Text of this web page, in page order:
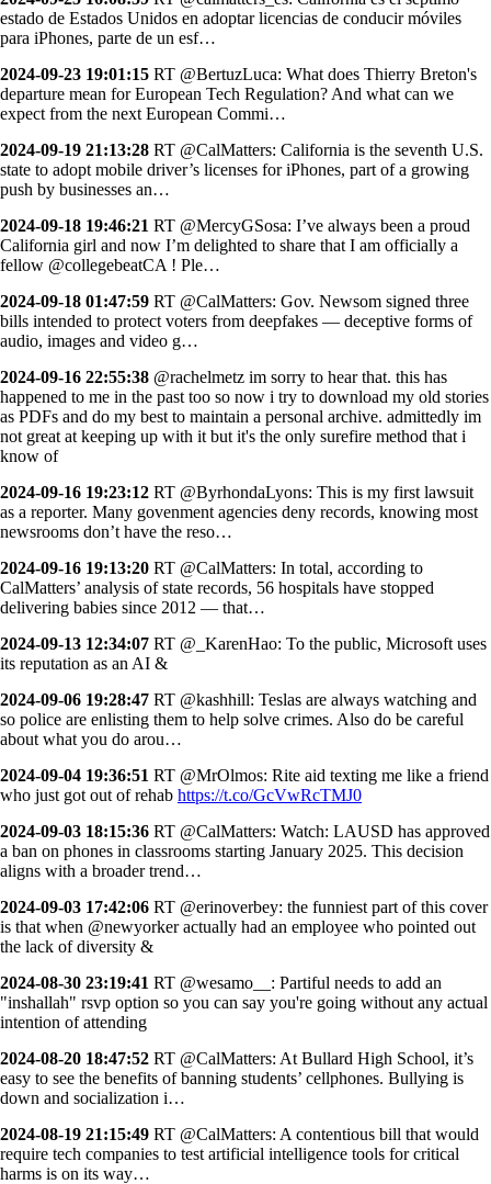
estado de Estados Unidos en adoptar licencias de conducir móviles
para iPhones, parte de un esf…
2024-09-23 19:01:15 RT @BertuzLuca: What does Thierry Breton's
departure mean for European Tech Regulation? And what can we
expect from the next European Commi…
2024-09-19 21:13:28 RT @CalMatters: California is the seventh U.S.
state to adopt mobile driver’s licenses for iPhones, part of a growing
push by businesses an…
2024-09-18 19:46:21 RT @MercyGSosa: I’ve always been a proud
California girl and now I’m delighted to share that I am officially a
fellow @collegebeatCA ! Ple…
2024-09-18 01:47:59 RT @CalMatters: Gov. Newsom signed three
bills intended to protect voters from deepfakes — deceptive forms of
audio, images and video g…
2024-09-16 22:55:38 @rachelmetz im sorry to hear that. this has
happened to me in the past too so now i try to download my old stories
as PDFs and do my best to maintain a personal archive. admittedly im
not great at keeping up with it but it's the only surefire method that i
know of
2024-09-16 19:23:12 RT @ByrhondaLyons: This is my first lawsuit
as a reporter. Many govenment agencies deny records, knowing most
newsrooms don’t have the reso…
2024-09-16 19:13:20 RT @CalMatters: In total, according to
CalMatters’ analysis of state records, 56 hospitals have stopped
delivering babies since 2012 — that…
2024-09-13 12:34:07 RT @_KarenHao: To the public, Microsoft uses
its reputation as an AI &
2024-09-06 19:28:47 RT @kashhill: Teslas are always watching and
so police are enlisting them to help solve crimes. Also do be careful
about what you do arou…
2024-09-04 19:36:51 RT @MrOlmos: Rite aid texting me like a friend
who just got out of rehab https://t.co/GcVwRcTMJ0
2024-09-03 18:15:36 RT @CalMatters: Watch: LAUSD has approved
a ban on phones in classrooms starting January 2025. This decision
aligns with a broader trend…
2024-09-03 17:42:06 RT @erinoverbey: the funniest part of this cover
is that when @newyorker actually had an employee who pointed out
the lack of diversity &
2024-08-30 23:19:41 RT @wesamo__: Partiful needs to add an
"inshallah" rsvp option so you can say you're going without any actual
intention of attending
2024-08-20 18:47:52 RT @CalMatters: At Bullard High School, it’s
easy to see the benefits of banning students’ cellphones. Bullying is
down and socialization i…
2024-08-19 21:15:49 RT @CalMatters: A contentious bill that would
require tech companies to test artificial intelligence tools for critical
harms is on its way…